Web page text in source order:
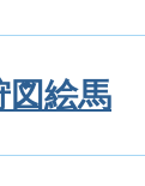
図絵馬